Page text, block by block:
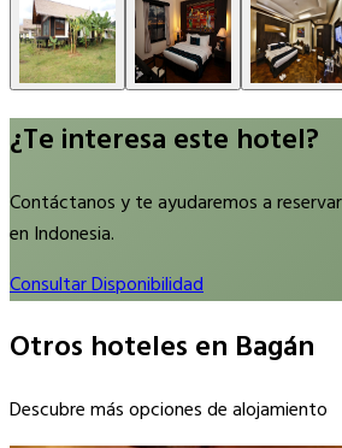
¿Te interesa este hotel?
Contáctanos y te ayudaremos a
en Indonesia.
Consultar Disponibilidad
Otros hoteles en Bagán
Descubre más opciones de alojamiento